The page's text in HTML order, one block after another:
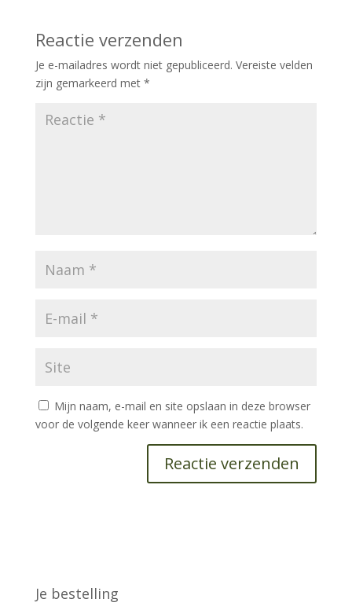
Reactie verzenden
Je e-mailadres wordt niet gepubliceerd. Vereiste velden
zijn gemarkeerd met *
Mijn naam, e-mail en site opslaan in deze browser
voor de volgende keer wanneer ik een reactie plaats.
Je bestelling